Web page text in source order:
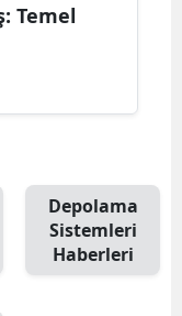
Erzurum
Gümüşhane
Temel
Depolama
Sistemleri
Haberleri